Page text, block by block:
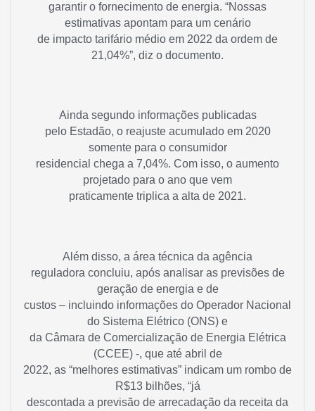
garantir o fornecimento de energia. “Nossas
estimativas apontam para um cenário
de impacto tarifário médio em 2022 da ordem de
21,04%”, diz o documento.
Ainda segundo informações publicadas
pelo Estadão, o reajuste acumulado em 2020
somente para o consumidor
residencial chega a 7,04%. Com isso, o aumento
projetado para o ano que vem
praticamente triplica a alta de 2021.
Além disso, a área técnica da agência
reguladora concluiu, após analisar as previsões de
geração de energia e de
custos – incluindo informações do Operador Nacional
do Sistema Elétrico (ONS) e
da Câmara de Comercialização de Energia Elétrica
(CCEE) -, que até abril de
2022, as “melhores estimativas” indicam um rombo de
R$13 bilhões, “já
descontada a previsão de arrecadação da receita da